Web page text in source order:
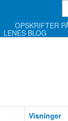
OPSKRIFTER
LENES BLOG
Visninger